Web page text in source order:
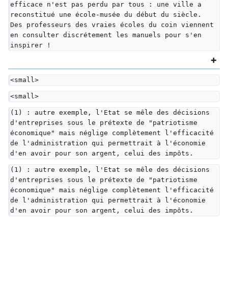
efficace n'est pas perdu par tous : une ville a
reconstitué une école-musée du début du siècle.
Des professeurs des vraies écoles du coin viennent
en consulter discrétement les manuels pour s'en
inspirer !
<small>
<small>
(1) : autre exemple, l'Etat se mêle des décisions
d'entreprises sous le prétexte de "patriotisme
économique" mais néglige complètement l'efficacité
de l'administration qui permettrait à l'économie
d'en avoir pour son argent, celui des impôts.
(1) : autre exemple, l'Etat se mêle des décisions
d'entreprises sous le prétexte de "patriotisme
économique" mais néglige complètement l'efficacité
de l'administration qui permettrait à l'économie
d'en avoir pour son argent, celui des impôts.